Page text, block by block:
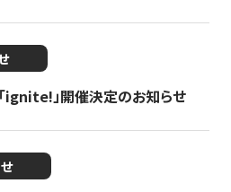
ignite!」開催決定のお知らせ